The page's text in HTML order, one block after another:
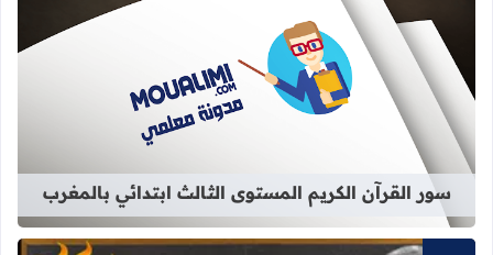
قراءة المزيد عن سور القرآن الكريم
سور القرآن الكريم المستوى الثالث ابتدائي بالمغرب